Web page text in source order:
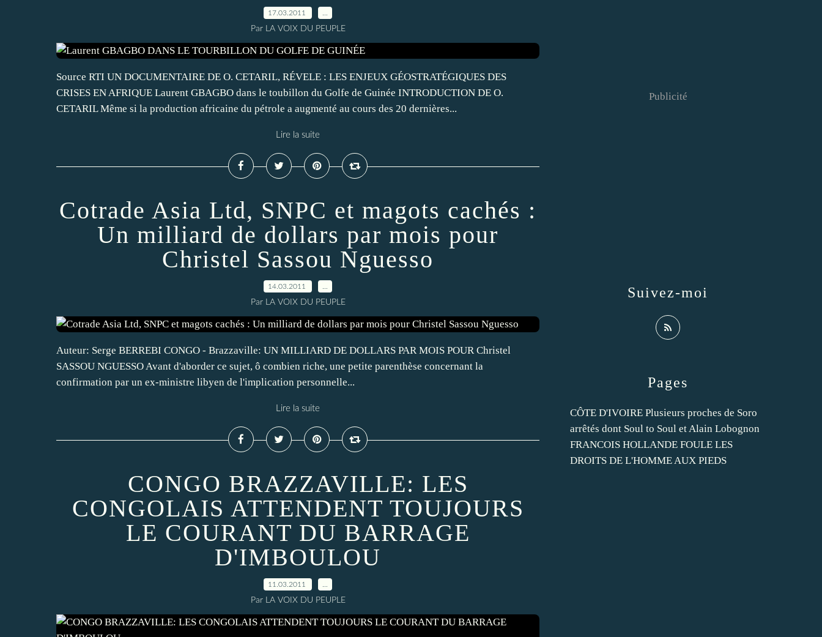
17.03.2011
Par LA VOIX DU PEUPLE
Source RTI UN DOCUMENTAIRE DE O. CETARIL, RÉVELE : LES ENJEUX GÉOSTRATÉGIQUES DES
CRISES EN AFRIQUE Laurent GBAGBO dans le toubillon du Golfe de Guinée INTRODUCTION DE O.
CETARIL Même si la production africaine du pétrole a augmenté au cours des 20 dernières...
Lire la suite
Cotrade Asia Ltd, SNPC et magots cachés :
Un milliard de dollars par mois pour
Christel Sassou Nguesso
14.03.2011
Par LA VOIX DU PEUPLE
Auteur: Serge BERREBI CONGO - Brazzaville: UN MILLIARD DE DOLLARS PAR MOIS POUR Christel
SASSOU NGUESSO Avant d'aborder ce sujet, ô combien riche, une petite parenthèse concernant la
confirmation par un ex-ministre libyen de l'implication personnelle...
Lire la suite
CONGO BRAZZAVILLE: LES
CONGOLAIS ATTENDENT TOUJOURS
LE COURANT DU BARRAGE
D'IMBOULOU
11.03.2011
Par LA VOIX DU PEUPLE
Pages
CÔTE D'IVOIRE Plusieurs proches de Soro
arrêtés dont Soul to Soul et Alain Lobognon
FRANCOIS HOLLANDE FOULE LES
DROITS DE L'HOMME AUX PIEDS
Suivez-moi
Publicité